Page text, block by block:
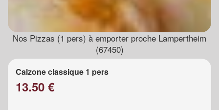
Nos Pizzas (1 pers) à emporter proche Lampertheim
(67450)
Calzone classique 1 pers
13.50 €